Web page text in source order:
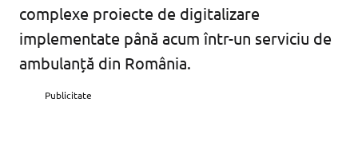
complexe proiecte de digitalizare
implementate până acum într-un serviciu de
ambulanță din România.
Publicitate